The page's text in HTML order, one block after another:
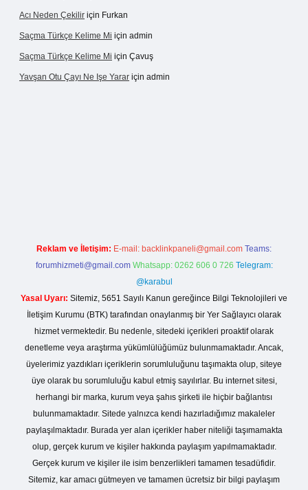
Acı Neden Çekilir için Furkan
Saçma Türkçe Kelime Mi için admin
Saçma Türkçe Kelime Mi için Çavuş
Yavşan Otu Çayı Ne Işe Yarar için admin
Reklam ve İletişim: E-mail: backlinkpaneli@gmail.com Teams:
forumhizmeti@gmail.com Whatsapp: 0262 606 0 726 Telegram:
@karabul
Yasal Uyarı: Sitemiz, 5651 Sayılı Kanun gereğince Bilgi Teknolojileri ve
İletişim Kurumu (BTK) tarafından onaylanmış bir Yer Sağlayıcı olarak
hizmet vermektedir. Bu nedenle, sitedeki içerikleri proaktif olarak
denetleme veya araştırma yükümlülüğümüz bulunmamaktadır. Ancak,
üyelerimiz yazdıkları içeriklerin sorumluluğunu taşımakta olup, siteye
üye olarak bu sorumluluğu kabul etmiş sayılırlar. Bu internet sitesi,
herhangi bir marka, kurum veya şahıs şirketi ile hiçbir bağlantısı
bulunmamaktadır. Sitede yalnızca kendi hazırladığımız makaleler
paylaşılmaktadır. Burada yer alan içerikler haber niteliği taşımamakta
olup, gerçek kurum ve kişiler hakkında paylaşım yapılmamaktadır.
Gerçek kurum ve kişiler ile isim benzerlikleri tamamen tesadüfidir.
Sitemiz, kar amacı gütmeyen ve tamamen ücretsiz bir bilgi paylaşım